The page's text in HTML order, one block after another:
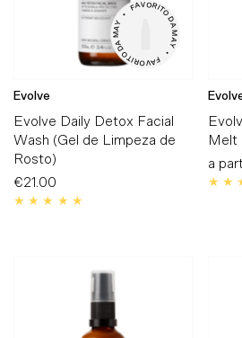
•
F A V O R I
T O
D
A
M
A
Y
•
F
A
V
O
R
I
T
O
D
A
M
A
Y
Evolve
Evolve Daily Detox Facial
Wash (Gel de Limpeza de
Rosto)
Preço
Normal
€21.00
Melt
a